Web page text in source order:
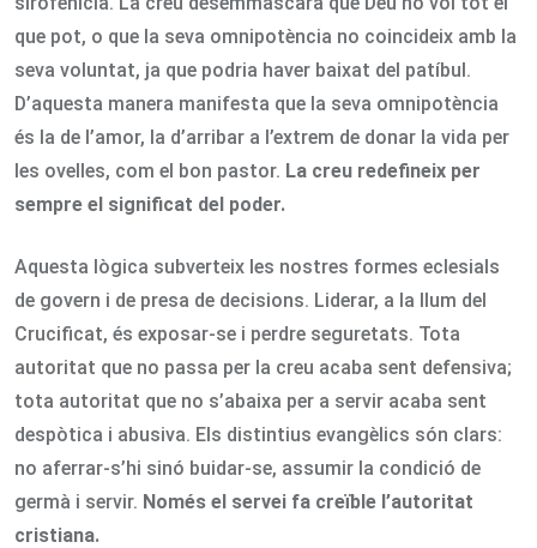
que pot, o que la seva omnipotència no coincideix amb la
seva voluntat, ja que podria haver baixat del patíbul.
D’aquesta manera manifesta que la seva omnipotència
és la de l’amor, la d’arribar a l’extrem de donar la vida per
les ovelles, com el bon pastor. La creu redefineix per
sempre el significat del poder.
Aquesta lògica subverteix les nostres formes eclesials
de govern i de presa de decisions. Liderar, a la llum del
Crucificat, és exposar-se i perdre seguretats. Tota
autoritat que no passa per la creu acaba sent defensiva;
tota autoritat que no s’abaixa per a servir acaba sent
despòtica i abusiva. Els distintius evangèlics són clars:
no aferrar-s’hi sinó buidar-se, assumir la condició de
germà i servir. Només el servei fa creïble l’autoritat
cristiana.